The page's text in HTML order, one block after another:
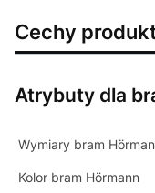
Cechy
Atrybuty dla
Wymiary bram
Kolor bram Hörmann